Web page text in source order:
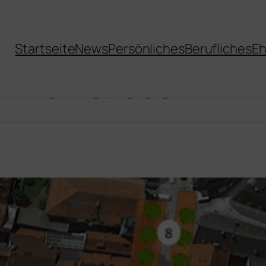
StartseiteNewsPersönlichesBerufliches
max-straße